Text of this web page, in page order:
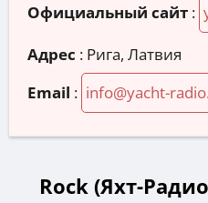
Официальный сайт :
Адрес : Рига, Латвия
Email : info@yacht-
Rock (Яхт-